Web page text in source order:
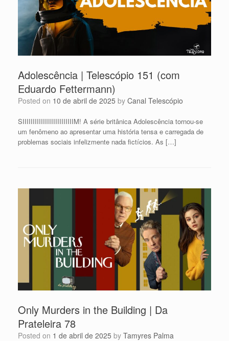
Adolescência | Telescópio 151 (com
Eduardo Fettermann)
Posted on 10 de abril de 2025 by Canal Telescópio
SIIIIIIIIIIIIIIIIIIIIIIIIIM! A série britânica Adolescência tornou-se
um fenômeno ao apresentar uma história tensa e carregada de
problemas sociais infelizmente nada fictícios. As […]
Only Murders in the Building | Da
Prateleira 78
Posted on 1 de abril de 2025 by Tamyres Palma